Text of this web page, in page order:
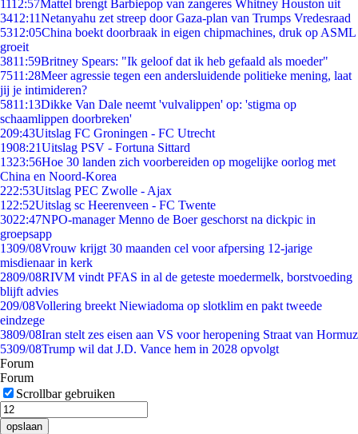
1112:57Mattel brengt Barbiepop van zangeres Whitney Houston uit
3412:11Netanyahu zet streep door Gaza-plan van Trumps Vredesraad
5312:05China boekt doorbraak in eigen chipmachines, druk op ASML
groeit
3811:59Britney Spears: "Ik geloof dat ik heb gefaald als moeder"
7511:28Meer agressie tegen een andersluidende politieke mening, laat
jij je intimideren?
5811:13Dikke Van Dale neemt 'vulvalippen' op: 'stigma op
schaamlippen doorbreken'
209:43Uitslag FC Groningen - FC Utrecht
1908:21Uitslag PSV - Fortuna Sittard
1323:56Hoe 30 landen zich voorbereiden op mogelijke oorlog met
China en Noord-Korea
222:53Uitslag PEC Zwolle - Ajax
1 22:52Uitslag sc Heerenveen - FC Twente
3022:47NPO-manager Menno de Boer geschorst na dickpic in
groepsapp
1309/08Vrouw krijgt 30 maanden cel voor afpersing 12-jarige
misdienaar in kerk
2809/08RIVM vindt PFAS in al de geteste moedermelk, borstvoeding
blijft advies
209/08Vollering breekt Niewiadoma op slotklim en pakt tweede
eindzege
3809/08Iran stelt zes eisen aan VS voor heropening Straat van Hormuz
5309/08Trump wil dat J.D. Vance hem in 2028 opvolgt
Forum
Forum
Scrollbar gebruiken
opslaan